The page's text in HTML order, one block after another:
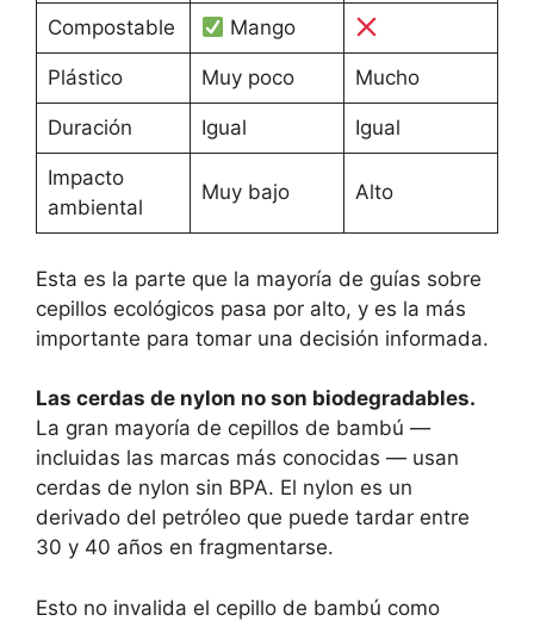
Compostable Mango
Plástico Muy poco Mucho
Duración Igual Igual
Impacto
ambiental
Muy bajo Alto
Esta es la parte que la mayoría de guías sobre
cepillos ecológicos pasa por alto, y es la más
importante para tomar una decisión informada.
Las cerdas de nylon no son biodegradables.
La gran mayoría de cepillos de bambú —
incluidas las marcas más conocidas — usan
cerdas de nylon sin BPA. El nylon es un
derivado del petróleo que puede tardar entre
30 y 40 años en fragmentarse.
Esto no invalida el cepillo de bambú como